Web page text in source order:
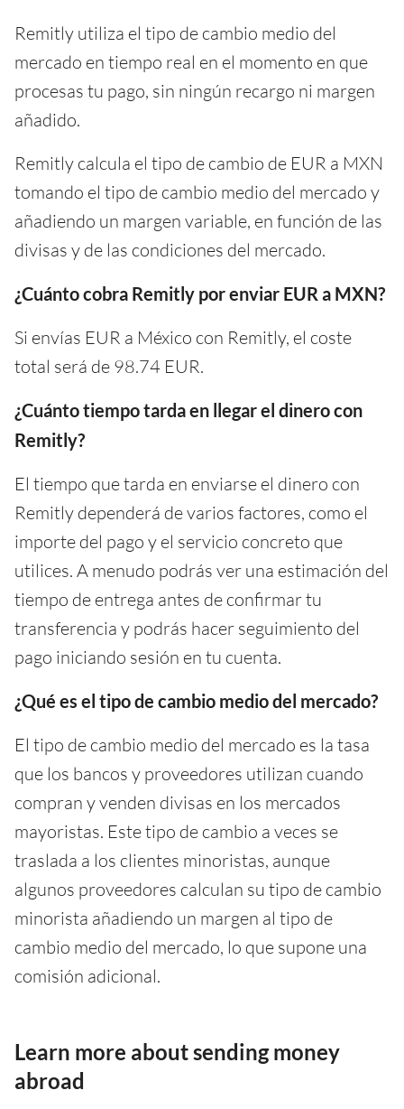
Remitly utiliza el tipo de cambio medio del
mercado en tiempo real en el momento en que
procesas tu pago, sin ningún recargo ni margen
añadido.
Remitly calcula el tipo de cambio de EUR a MXN
tomando el tipo de cambio medio del mercado y
añadiendo un margen variable, en función de las
divisas y de las condiciones del mercado.
¿Cuánto cobra Remitly por enviar EUR a MXN?
Si envías EUR a México con Remitly, el coste
total será de 98.74 EUR.
¿Cuánto tiempo tarda en llegar el dinero con
Remitly?
El tiempo que tarda en enviarse el dinero con
Remitly dependerá de varios factores, como el
importe del pago y el servicio concreto que
utilices. A menudo podrás ver una estimación del
tiempo de entrega antes de confirmar tu
transferencia y podrás hacer seguimiento del
pago iniciando sesión en tu cuenta.
¿Qué es el tipo de cambio medio del mercado?
El tipo de cambio medio del mercado es la tasa
que los bancos y proveedores utilizan cuando
compran y venden divisas en los mercados
mayoristas. Este tipo de cambio a veces se
traslada a los clientes minoristas, aunque
algunos proveedores calculan su tipo de cambio
minorista añadiendo un margen al tipo de
cambio medio del mercado, lo que supone una
comisión adicional.
Learn more about sending money
abroad